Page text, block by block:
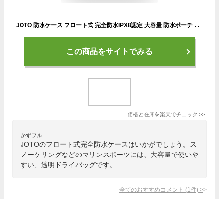
JOTO 防水ケース フロート式 完全防水IPX8認定 大容量 防水ポーチ 小物入れ 透明ドライバッグ お風呂 水泳 シュノーケリング 水中写真
この商品をサイトでみる
価格と在庫を楽天でチェック >>
かずフル
JOTOのフロート式完全防水ケースはいかがでしょう。ス
ノーケリングなどのマリンスポーツには、大容量で使いや
すい、透明ドライバッグです。
全てのおすすめコメント (1 件) >